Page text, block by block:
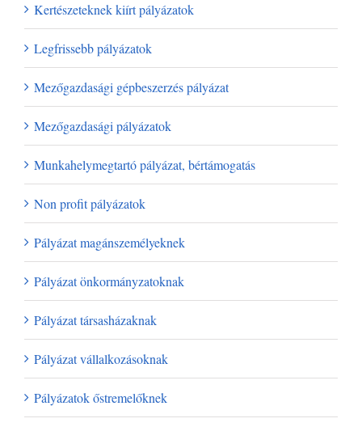
Kertészeteknek kiírt pályázatok
Legfrissebb pályázatok
Mezőgazdasági gépbeszerzés pályázat
Mezőgazdasági pályázatok
Munkahelymegtartó pályázat, bértámogatás
Non profit pályázatok
Pályázat magánszemélyeknek
Pályázat önkormányzatoknak
Pályázat társasházaknak
Pályázat vállalkozásoknak
Pályázatok őstremelőknek